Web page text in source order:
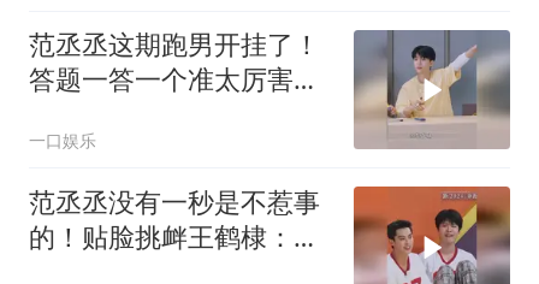
范丞丞这期跑男开挂了！
答题一答一个准太厉害，
一口娱乐
范丞丞没有一秒是不惹事
的！贴脸挑衅王鹤棣：你